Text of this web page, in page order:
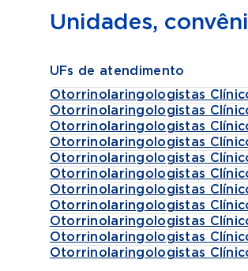
Unidades,
UFs de atendimento
Otorrinolaringologistas
Otorrinolaringologistas
Otorrinolaringologistas
Otorrinolaringologistas
Otorrinolaringologistas
Otorrinolaringologistas
Otorrinolaringologistas
Otorrinolaringologistas
Otorrinolaringologistas
Otorrinolaringologistas
Otorrinolaringologistas